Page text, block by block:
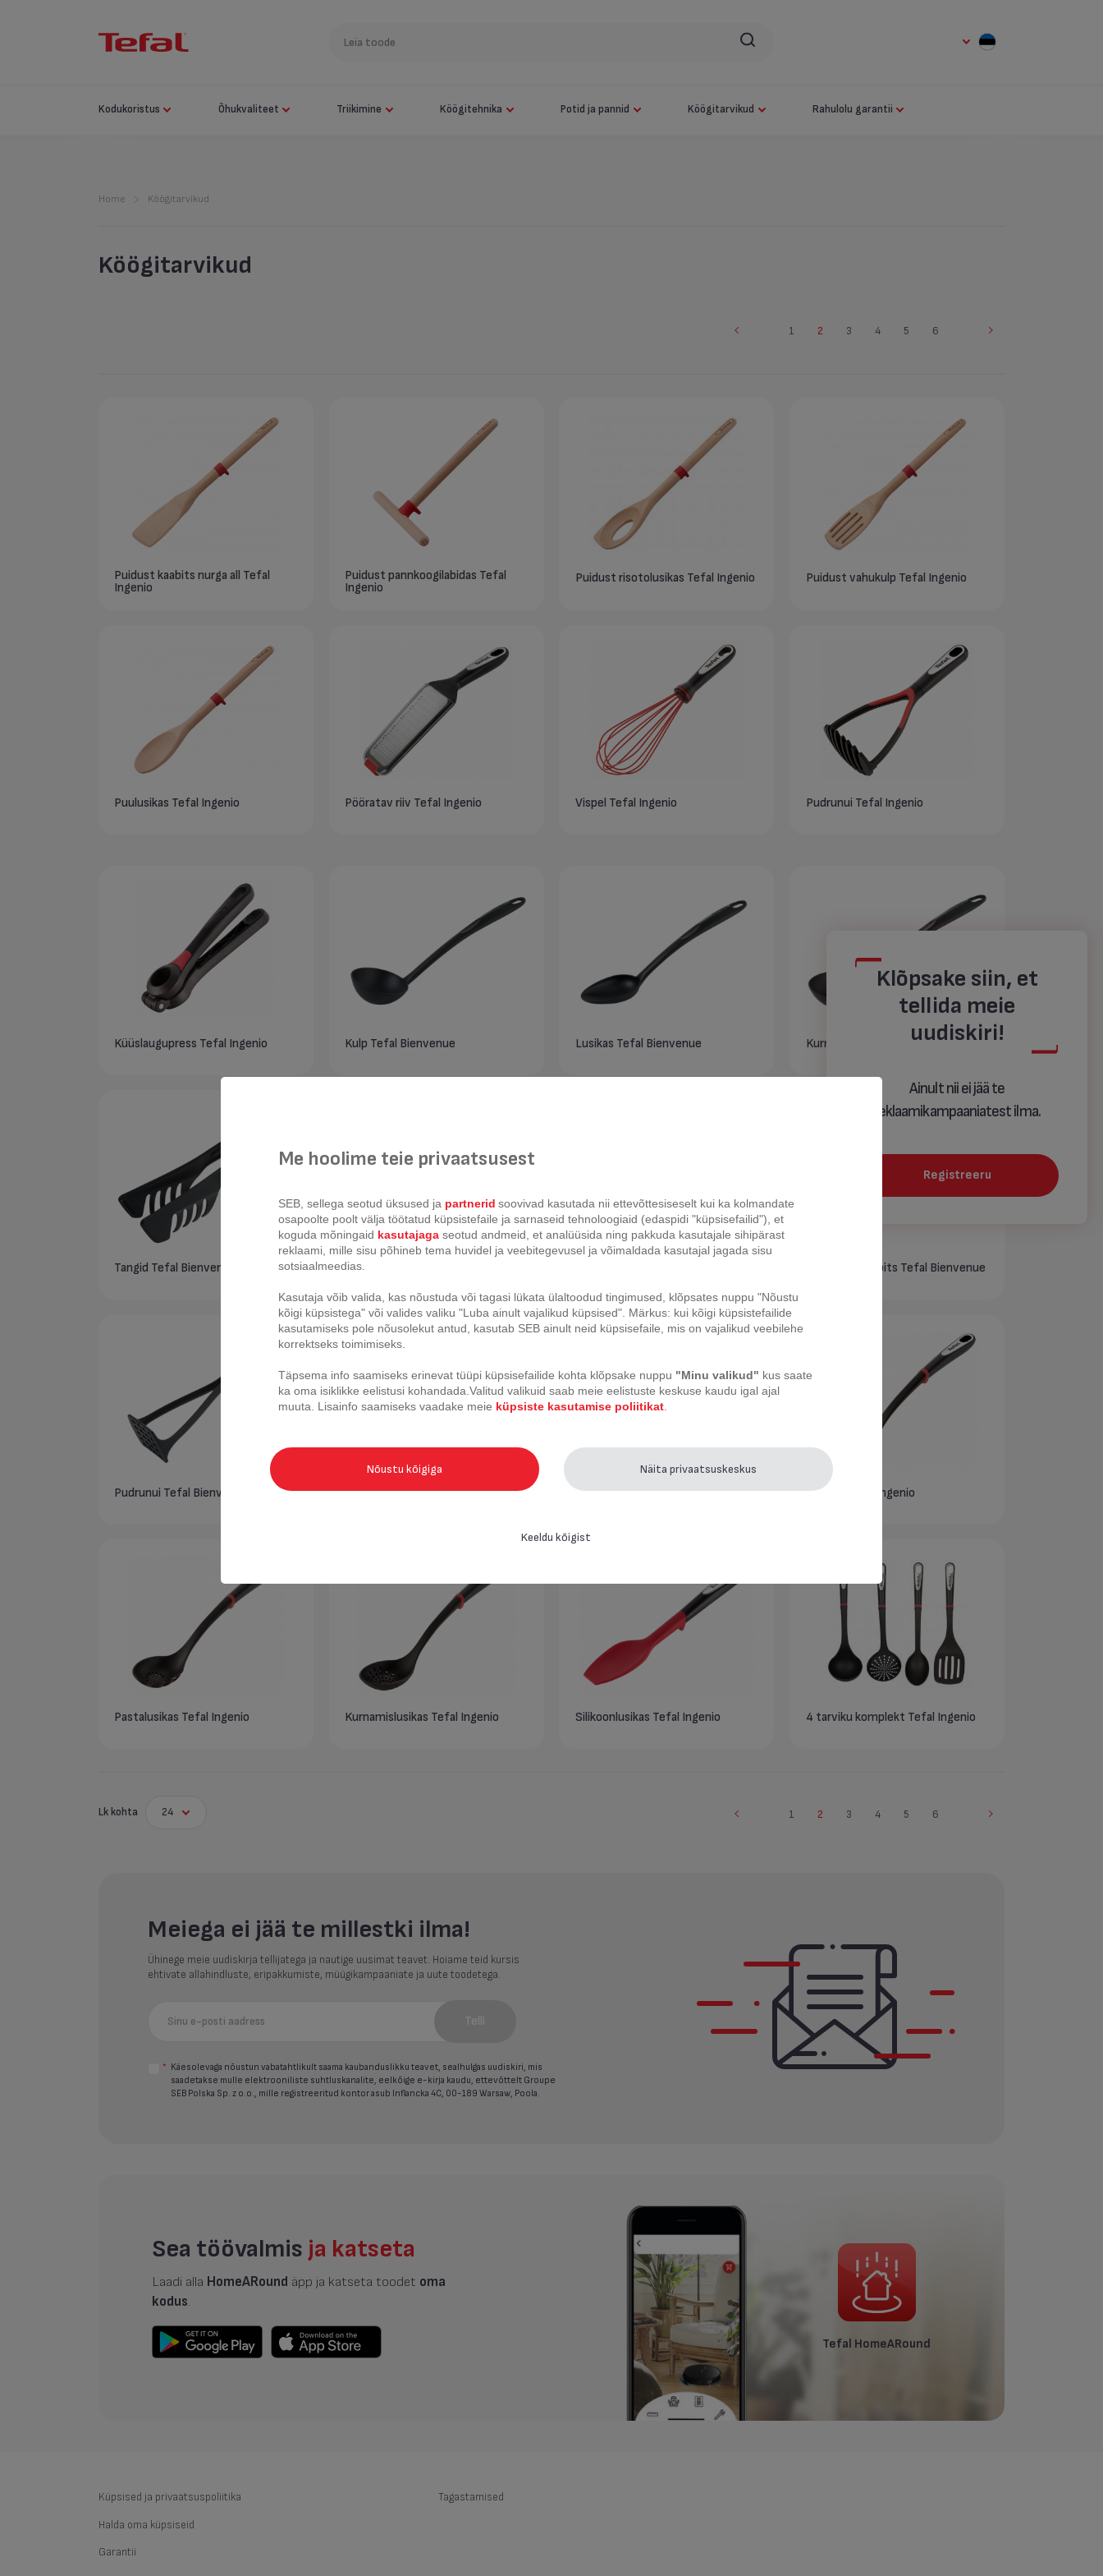
Elektrigrill Tefal OptiGrill Elite XL
Kodukoristus Õhukvaliteet Triikimine Köögitehnika Potid ja pannid Köögitarvikud Rahulolu garantii
Home Köögitarvikud
Köögitarvikud
1 2 3 4 5 6
Puidust kaabits nurga all Tefal
Ingenio
Puidust pannkoogilabidas Tefal
Ingenio
Puidust risotolusikas Tefal Ingenio Puidust vahukulp Tefal Ingenio
Puulusikas Tefal Ingenio Pööratav riiv Tefal Ingenio Vispel Tefal Ingenio Pudrunui Tefal Ingenio
Küüslaugupress Tefal Ingenio Kulp Tefal Bienvenue Lusikas Tefal Bienvenue Kurnamislusikas Tefal Bienvenue
Tangid Tefal Bienvenue Kaabits Tefal Bienvenue Pannkoogikaabits Tefal Bienvenue
Pudrunui Tefal Bienvenue Kulp Tefal Ingenio Laotur Tefal Ingenio Lusikas Tefal Ingenio
Pastalusikas Tefal Ingenio Kurnamislusikas Tefal Ingenio Silikoonlusikas Tefal Ingenio 4 tarviku komplekt Tefal Ingenio
Lk kohta 24 1 2 3 4 5 6
Meiega ei jää te millestki ilma!
Ühinege meie uudiskirja tellijatega ja nautige uusimat teavet. Hoiame teid kursis
ehtivate allahindluste, eripakkumiste, müügikampaaniate ja uute toodetega.
Telli
* Käesolevaga nõustun vabatahtlikult saama kaubanduslikku teavet, sealhulgas uudiskiri, mis
saadetakse mulle elektrooniliste suhtluskanalite, eelkõige e-kirja kaudu, ettevõttelt Groupe
SEB Polska Sp. z o.o., mille registreeritud kontor asub Inflancka 4C, 00-189 Warsaw, Poola.
Klõpsake siin, et
tellida meie
uudiskiri!
Ainult nii ei jää te
reklaamikampaaniatest ilma.
Registreeru
Sea töövalmis ja katseta
Laadi alla HomeARound äpp ja katseta toodet oma
kodus.
Tefal HomeARound
Küpsised ja privaatsuspoliitika
Halda oma küpsiseid
Garantii
Tagastamised
Me hoolime teie privaatsusest
SEB, sellega seotud üksused ja partnerid soovivad kasutada nii ettevõttesiseselt kui ka kolmandate
osapoolte poolt välja töötatud küpsistefaile ja sarnaseid tehnoloogiaid (edaspidi "küpsisefailid"), et
koguda mõningaid kasutajaga seotud andmeid, et analüüsida ning pakkuda kasutajale sihipärast
reklaami, mille sisu põhineb tema huvidel ja veebitegevusel ja võimaldada kasutajal jagada sisu
sotsiaalmeedias.
Kasutaja võib valida, kas nõustuda või tagasi lükata ülaltoodud tingimused, klõpsates nuppu "Nõustu
kõigi küpsistega" või valides valiku "Luba ainult vajalikud küpsised". Märkus: kui kõigi küpsistefailide
kasutamiseks pole nõusolekut antud, kasutab SEB ainult neid küpsisefaile, mis on vajalikud veebilehe
korrektseks toimimiseks.
Täpsema info saamiseks erinevat tüüpi küpsisefailide kohta klõpsake nuppu "Minu valikud" kus saate
ka oma isiklikke eelistusi kohandada. Valitud valikuid saab meie eelistuste keskuse kaudu igal ajal
muuta. Lisainfo saamiseks vaadake meie küpsiste kasutamise poliitikat
Nõustu kõigiga Näita privaatsuskeskus
Keeldu kõigist